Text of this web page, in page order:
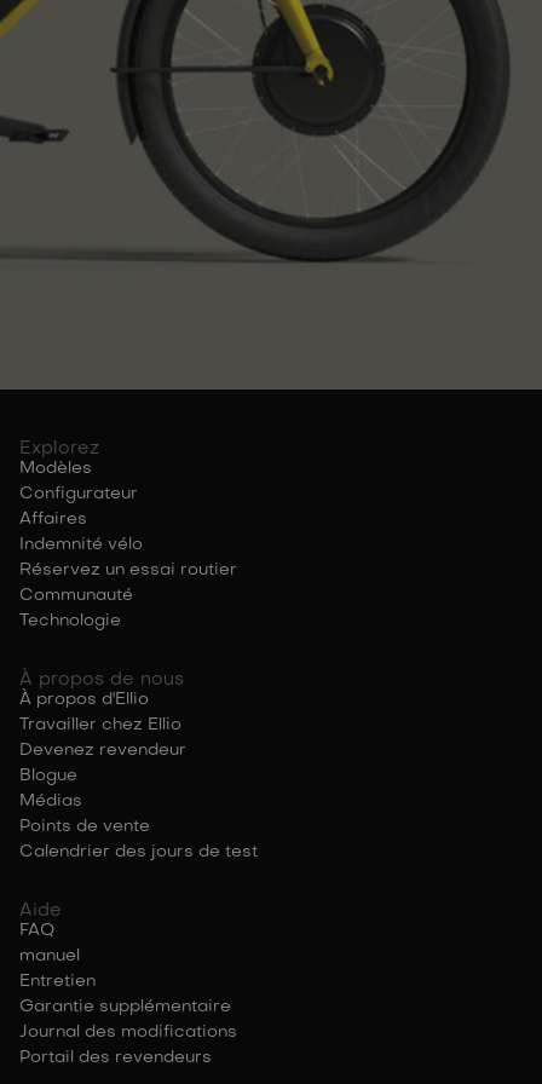
Explorez
Modèles
Configurateur
Affaires
Indemnité vélo
Réservez un essai routier
Communauté
Technologie
À propos de nous
À propos d'Ellio
Travailler chez Ellio
Devenez revendeur
Blogue
Médias
Points de vente
Calendrier des jours de test
Aide
FAQ
manuel
Entretien
Garantie supplémentaire
Journal des modifications
Portail des revendeurs